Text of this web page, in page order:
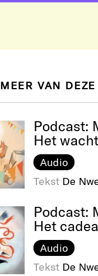
MEER VAN
Podcast:
Het
Audio
Tekst De
Podcast:
Het
Audio
Tekst De